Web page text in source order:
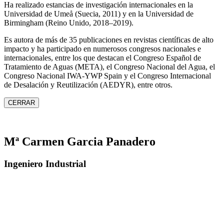
Ha realizado estancias de investigación internacionales en la
Universidad de Umeå (Suecia, 2011) y en la Universidad de
Birmingham (Reino Unido, 2018–2019).
Es autora de más de 35 publicaciones en revistas científicas de alto
impacto y ha participado en numerosos congresos nacionales e
internacionales, entre los que destacan el Congreso Español de
Tratamiento de Aguas (META), el Congreso Nacional del Agua, el
Congreso Nacional IWA‑YWP Spain y el Congreso Internacional
de Desalación y Reutilización (AEDYR), entre otros.
CERRAR
Mª Carmen Garcia Panadero
Ingeniero Industrial